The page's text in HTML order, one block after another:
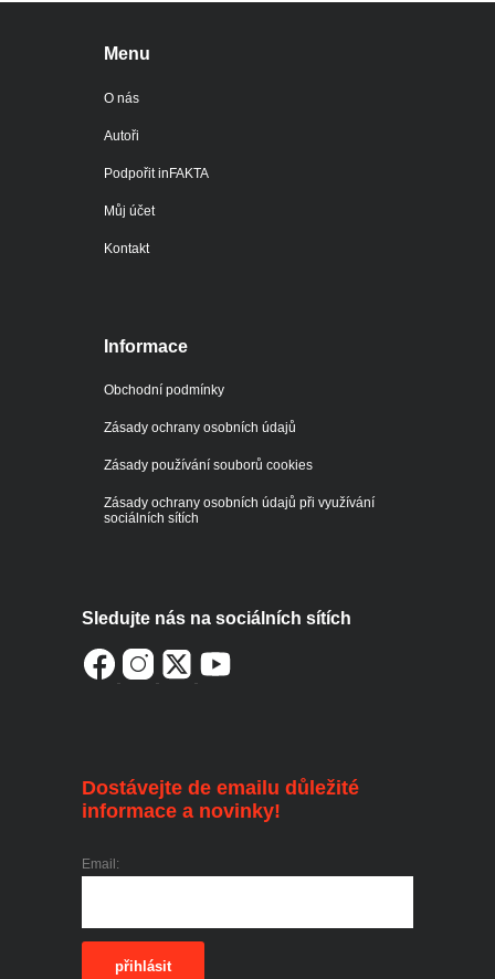
Menu
O nás
Autoři
Podpořit inFAKTA
Můj účet
Kontakt
Informace
Obchodní podmínky
Zásady ochrany osobních údajů
Zásady používání souborů cookies
Zásady ochrany osobních údajů při využívání
sociálních sítích
Sledujte nás na sociálních sítích
Dostávejte de emailu důležité
informace a novinky!
Email:
přihlásit